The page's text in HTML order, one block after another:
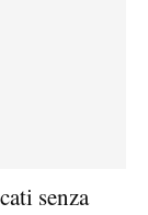
senza